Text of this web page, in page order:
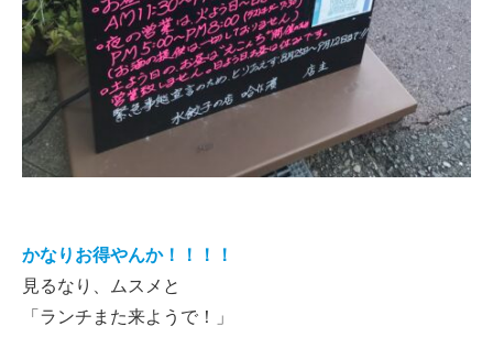
かなりお得やんか！！！！
見るなり、ムスメと
「ランチまた来ようで！」